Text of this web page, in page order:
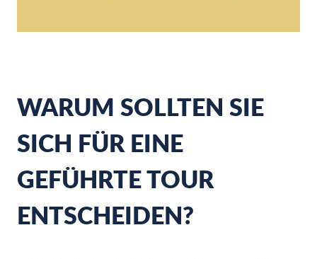
WARUM SOLLTEN SIE
SICH FÜR EINE
GEFÜHRTE TOUR
ENTSCHEIDEN?